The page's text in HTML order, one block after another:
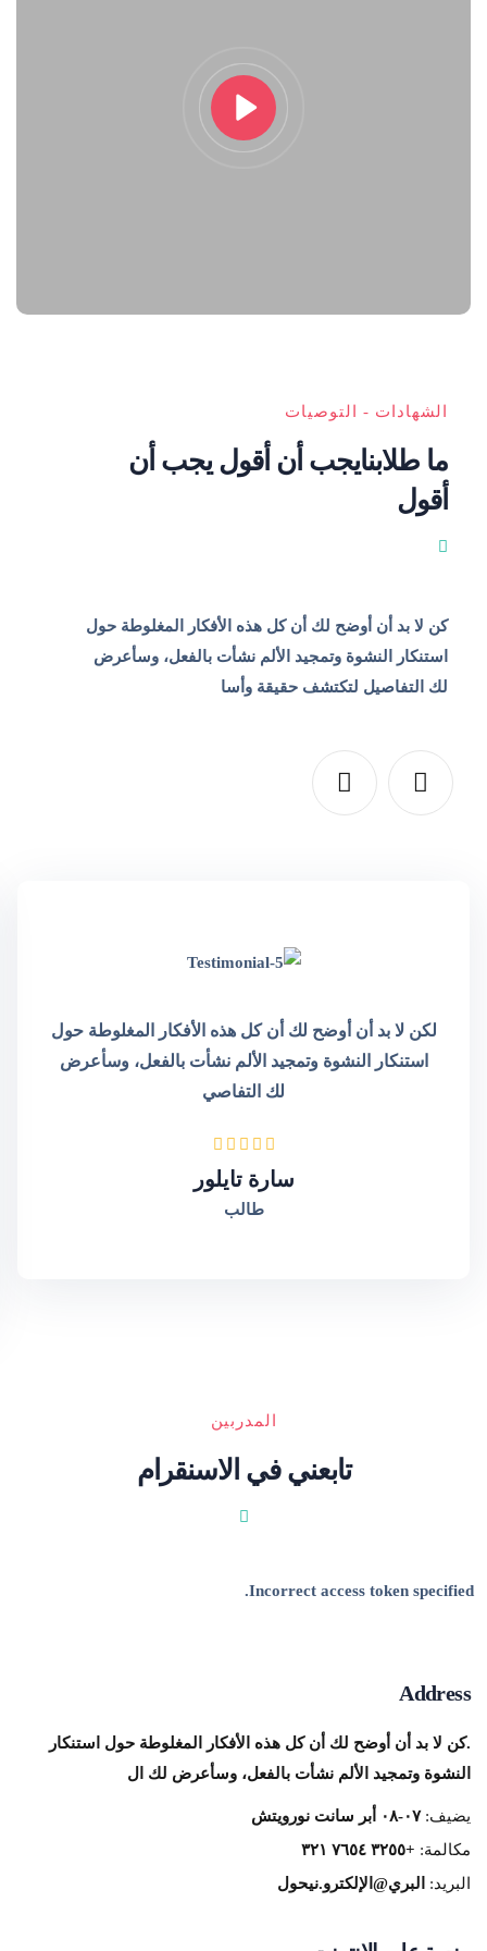
الشهادات - التوصيات
ما طلابنايجب أن أقول يجب أن
أقول
كن لا بد أن أوضح لك أن كل هذه الأفكار المغلوطة حول
استنكار النشوة وتمجيد الألم نشأت بالفعل، وسأعرض
لك التفاصيل لتكتشف حقيقة وأسا
لكن لا بد أن أوضح لك أن كل هذه الأفكار المغلوطة حول
استنكار النشوة وتمجيد الألم نشأت بالفعل، وسأعرض
لك التفاصي
سارة تايلور
طالب
المدربين
تابعني في الاسنقرام
Incorrect access token
لا بد أن أوضح لك أن كل هذه الأفكار المغلوطة حول استنكار
وتمجيد الألم نشأت بالفعل، وسأعرض لك ال
٠٧-٠٨ أبر سانت نورويتش
+٣٢٥٥ ٧٦٥٤ ٣٢١
البري@الإلكترو.نيحول